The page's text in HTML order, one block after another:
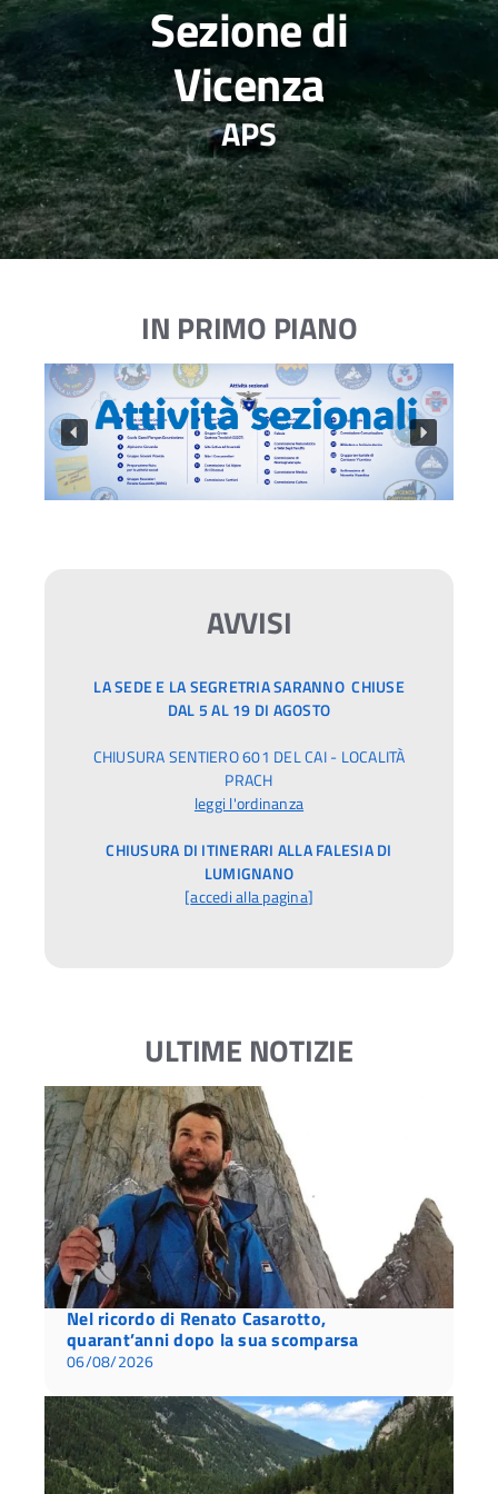
Sezione di
Vicenza
APS
IN PRIMO PIANO
AVVISI
LA SEDE E LA SEGRETRIA SARANNO CHIUSE
DAL 5 AL 19 DI AGOSTO
CHIUSURA SENTIERO 601 DEL CAI - LOCALITÀ
PRACH
leggi l'ordinanza
CHIUSURA DI ITINERARI ALLA FALESIA DI
LUMIGNANO
[accedi alla pagina]
ULTIME NOTIZIE
Nel ricordo di Renato Casarotto,
quarant’anni dopo la sua scomparsa
06/08/2026